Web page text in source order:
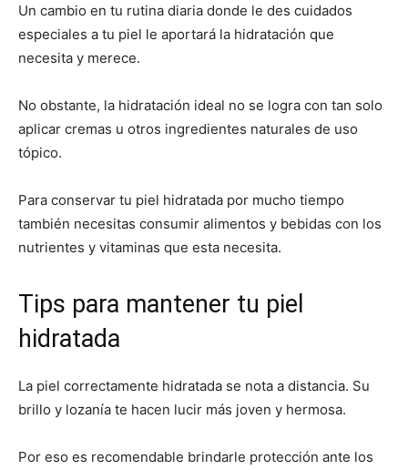
Un cambio en tu rutina diaria donde le des cuidados
especiales a tu piel le aportará la hidratación que
necesita y merece.
No obstante, la hidratación ideal no se logra con tan solo
aplicar cremas u otros ingredientes naturales de uso
tópico.
Para conservar tu piel hidratada por mucho tiempo
también necesitas consumir alimentos y bebidas con los
nutrientes y vitaminas que esta necesita.
Tips para mantener tu piel
hidratada
La piel correctamente hidratada se nota a distancia. Su
brillo y lozanía te hacen lucir más joven y hermosa.
Por eso es recomendable brindarle protección ante los